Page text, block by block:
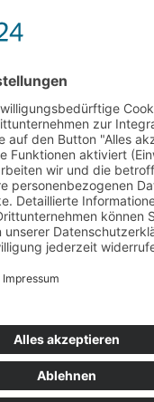
rights reserved.